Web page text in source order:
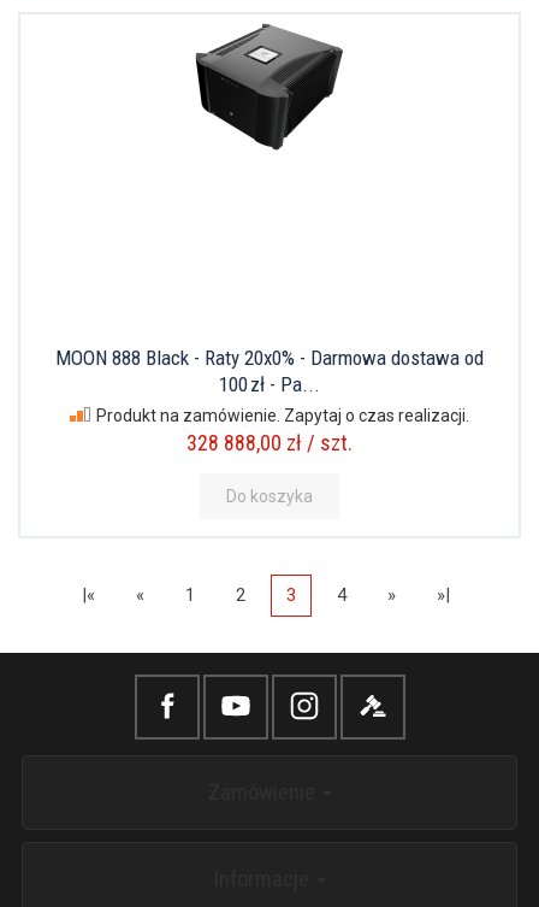
MOON 888 Black - Raty 20x0% - Darmowa dostawa od
100 zł - Pa...
Produkt na zamówienie. Zapytaj o czas realizacji.
328 888,00 zł / szt.
Do koszyka
|« « 1 2 3 4 » »|